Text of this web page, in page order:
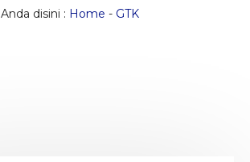
Anda disini : Home - GTK